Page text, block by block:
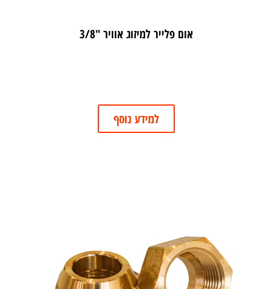
אום פלייר למיזוג אוויר "3/8
למידע נוסף